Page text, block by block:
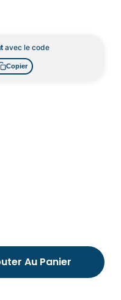
avec le code
Copier
Au Panier